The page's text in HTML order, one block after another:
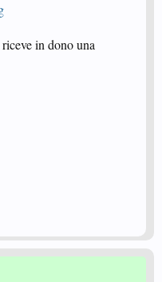
in dono una